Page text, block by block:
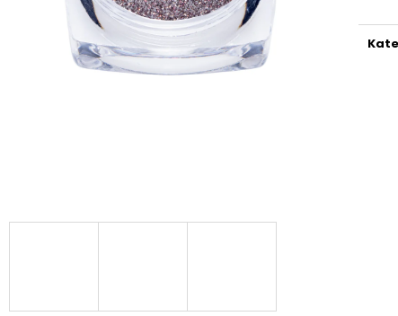
PĚNOVÝ PILNÍK HALFMOON 150/320 1KS